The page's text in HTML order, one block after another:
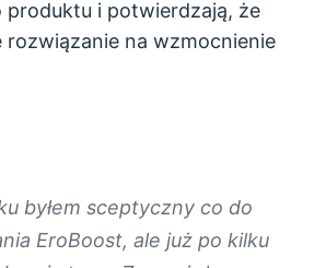
produktu i potwierdzają, że
rozwiązanie na wzmocnienie
byłem sceptyczny co do
EroBoost, ale już po kilku